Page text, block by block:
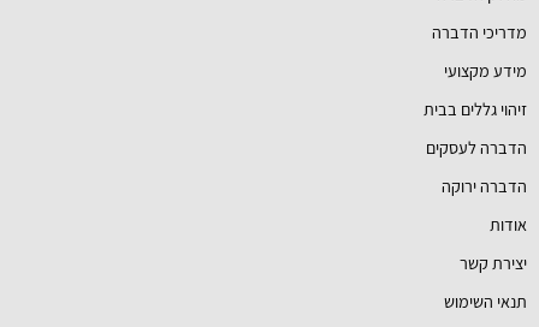
מדריכי הדברה
מידע מקצועי
זיהוי גללים בבית
הדברה לעסקים
הדברה ירוקה
אודות
יצירת קשר
תנאי השימוש